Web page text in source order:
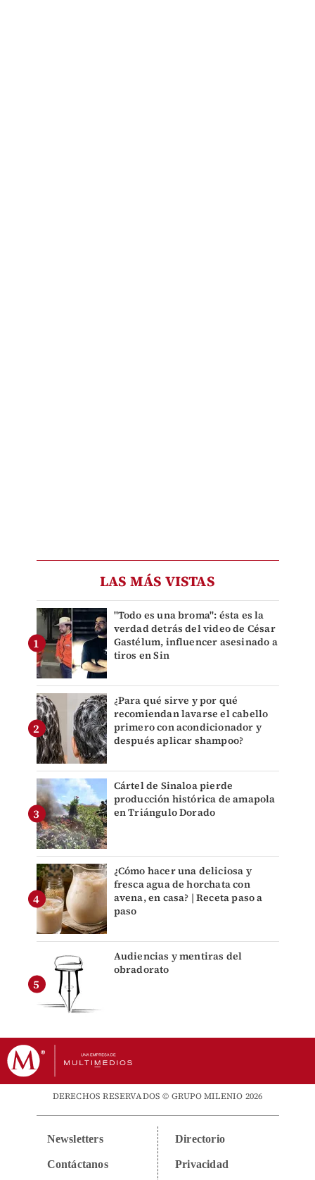
LAS MÁS VISTAS
"Todo es una broma": ésta es la
verdad detrás del video de César
Gastélum, influencer asesinado a
tiros en Sin
¿Para qué sirve y por qué
recomiendan lavarse el cabello
primero con acondicionador y
después aplicar shampoo?
Cártel de Sinaloa pierde
producción histórica de amapola
en Triángulo Dorado
¿Cómo hacer una deliciosa y
fresca agua de horchata con
avena, en casa? | Receta paso a
paso
Audiencias y mentiras del
obradorato
DERECHOS RESERVADOS © GRUPO MILENIO 2026
Newsletters
Contáctanos
Directorio
Privacidad